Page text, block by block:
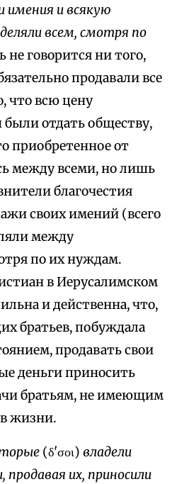
имения и всякую
всем, смотря по
не говорится ни того,
продавали все
что всю цену
отдать обществу,
приобретенное от
между всеми, но лишь
благочестия
своих имений (всего
между
по их нуждам.
в Иерусалимском
и действенна, что,
братьев, побуждала
продавать свои
деньги приносить
братьям, не имеющим
жизни.
(δ'σοι) владели
их, приносили